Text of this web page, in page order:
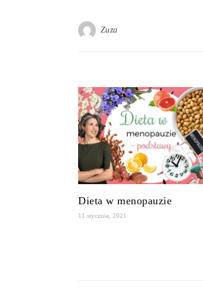
Zuza
Dieta w menopauzie
11 stycznia, 2021